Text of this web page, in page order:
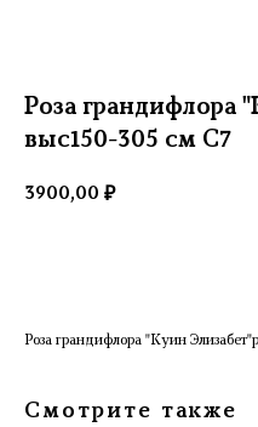
Роза грандифлора
выс150-305 см С7
3900,00 ₽
Роза грандифлора "Куин
Смотрите также